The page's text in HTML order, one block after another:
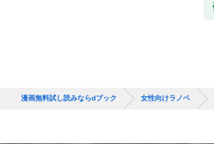
漫画無料試し読みならdブック 女性向けラノベ